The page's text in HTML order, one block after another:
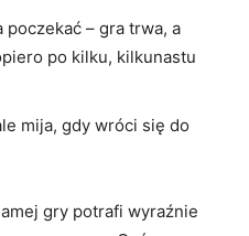
– gra trwa, a
po kilku, kilkunastu
mija, gdy wróci się do
gry potrafi wyraźnie